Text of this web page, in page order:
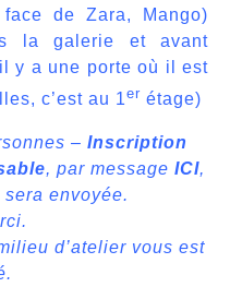
de Zara, Mango)
la galerie et avant
y a une porte où il est
c’est au 1er étage)
– Inscription
, par message ICI,
envoyée.
d’atelier vous est